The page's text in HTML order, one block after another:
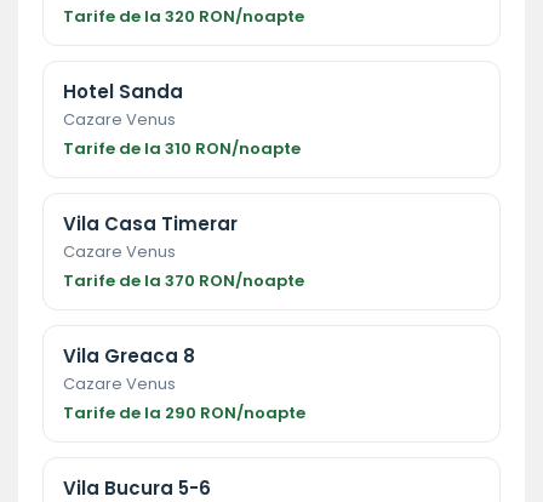
Tarife de la 320 RON/noapte
Hotel Sanda
Cazare Venus
Tarife de la 310 RON/noapte
Vila Casa Timerar
Cazare Venus
Tarife de la 370 RON/noapte
Vila Greaca 8
Cazare Venus
Tarife de la 290 RON/noapte
Vila Bucura 5-6